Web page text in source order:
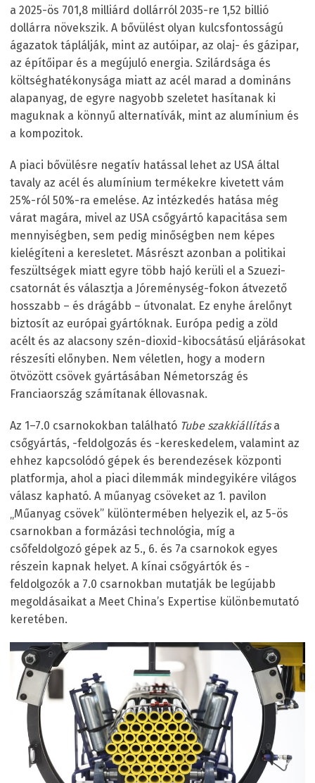
a 2025-ös 701,8 milliárd dollárról 2035-re 1,52 billió
dollárra növekszik. A bővülést olyan kulcsfontosságú
ágazatok táplálják, mint az autóipar, az olaj- és gázipar,
az építőipar és a megújuló energia. Szilárdsága és
költséghatékonysága miatt az acél marad a domináns
alapanyag, de egyre nagyobb szeletet hasítanak ki
maguknak a könnyű alternatívák, mint az alumínium és
a kompozitok.
A piaci bővülésre negatív hatással lehet az USA által
tavaly az acél és alumínium termékekre kivetett vám
25%-ról 50%-ra emelése. Az intézkedés hatása még
várat magára, mivel az USA csőgyártó kapacitása sem
mennyiségben, sem pedig minőségben nem képes
kielégíteni a keresletet. Másrészt azonban a politikai
feszültségek miatt egyre több hajó kerüli el a Szuezi-
csatornát és választja a Jóreménység-fokon átvezető
hosszabb – és drágább – útvonalat. Ez enyhe árelőnyt
biztosít az európai gyártóknak. Európa pedig a zöld
acélt és az alacsony szén-dioxid-kibocsátású eljárásokat
részesíti előnyben. Nem véletlen, hogy a modern
ötvözött csövek gyártásában Németország és
Franciaország számítanak éllovasnak.
Az 1–7.0 csarnokokban található Tube szakkiállítása
csőgyártás, -feldolgozás és -kereskedelem, valamint az
ehhez kapcsolódó gépek és berendezések központi
platformja, ahol a piaci dilemmák mindegyikére világos
válasz kapható. A műanyag csöveket az 1. pavilon
„Műanyag csövek” különtermében helyezik el, az 5-ös
csarnokban a formázási technológia, míg a
csőfeldolgozó gépek az 5., 6. és 7a csarnokok egyes
részein kapnak helyet. A kínai csőgyártók és -
feldolgozók a 7.0 csarnokban mutatják be legújabb
megoldásaikat a Meet China’s Expertise különbemutató
keretében.